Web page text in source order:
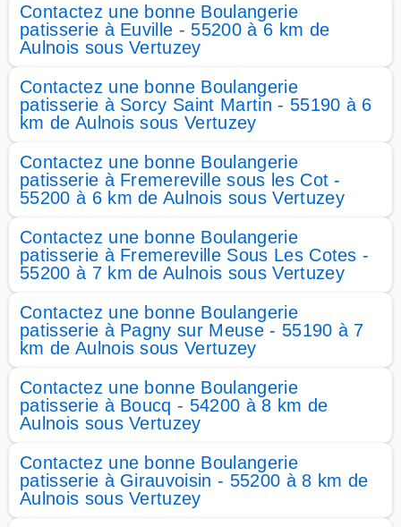
Contactez une bonne Boulangerie
patisserie à Euville - 55200 à 6 km de
Aulnois sous Vertuzey
Contactez une bonne Boulangerie
patisserie à Sorcy Saint Martin - 55190 à 6
km de Aulnois sous Vertuzey
Contactez une bonne Boulangerie
patisserie à Fremereville sous les Cot -
55200 à 6 km de Aulnois sous Vertuzey
Contactez une bonne Boulangerie
patisserie à Fremereville Sous Les Cotes -
55200 à 7 km de Aulnois sous Vertuzey
Contactez une bonne Boulangerie
patisserie à Pagny sur Meuse - 55190 à 7
km de Aulnois sous Vertuzey
Contactez une bonne Boulangerie
patisserie à Boucq - 54200 à 8 km de
Aulnois sous Vertuzey
Contactez une bonne Boulangerie
patisserie à Girauvoisin - 55200 à 8 km de
Aulnois sous Vertuzey